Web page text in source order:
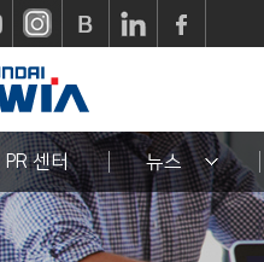
PR 센터 뉴스